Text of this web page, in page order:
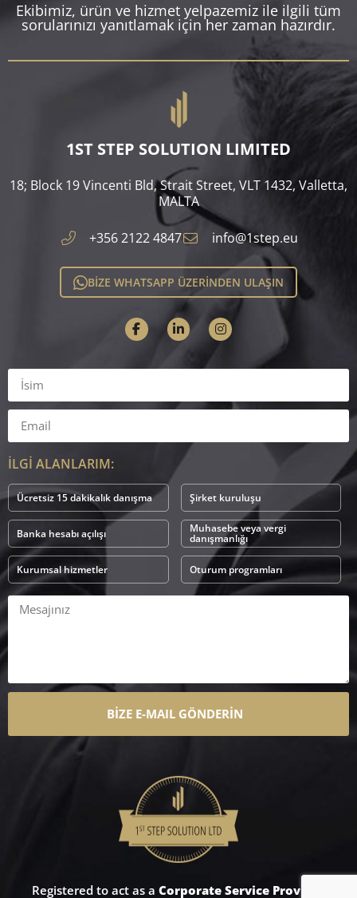
Ekibimiz, ürün ve hizmet yelpazemiz ile ilgili tüm
sorularınızı yanıtlamak için her zaman hazırdır.
1ST STEP SOLUTION LIMITED
18; Block 19 Vincenti Bld, Strait Street, VLT 1432, Valletta,
MALTA​
+356 2122 4847 info@1step.eu
BİZE WHATSAPP ÜZERİNDEN ULAŞIN
İLGİ ALANLARIM:
Ücretsiz 15 dakikalık danışma Şirket kuruluşu
Banka hesabı açılışı Muhasebe veya vergi
danışmanlığı
Kurumsal hizmetler Oturum programları
BİZE E-MAIL GÖNDERİN
Registered to act as a Corporate Service Provider